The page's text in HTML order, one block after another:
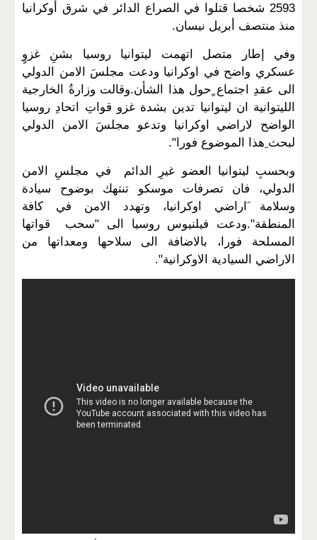
2593 شخصا قتلوا في الصراع الدائر في شرق أوكرانيا
منذ منتصف أبريل نيسان.
وفي إطار متصل اتهمت ليتوانيا روسيا بشنِ غزوٍ
عسكري واضح في اوكرانيا ودعت مجلسَ الامن الدولي
الى عقدِ اجتماع ٍحول هذا الشأن.وقالت وزارةُ الخارجية
الليتوانية ان ليتوانيا تدين بشدة غزو قواتِ اتحادِ روسيا
الواضح لاراضي اوكرانيا وتدعو مجلسَ الامن الدولي
لبحث ِهذا الموضوع فورا".
وبحسبِ ليتوانيا العضو غيرِ الدائم في مجلسِ الامن
الدولي، فان تصرفات موسكو تنتهك بوضوح سيادة
وسلامة َاراضي اوكرانيا، وتهدد الامن في كافة
المنطقة".ودعت فيلنيوس روسيا الى "سحب قواتها
المسلحة فورا، بالاضافة الى سلاحها ومعداتها من
الاراضي السيادية الاوكرانية".